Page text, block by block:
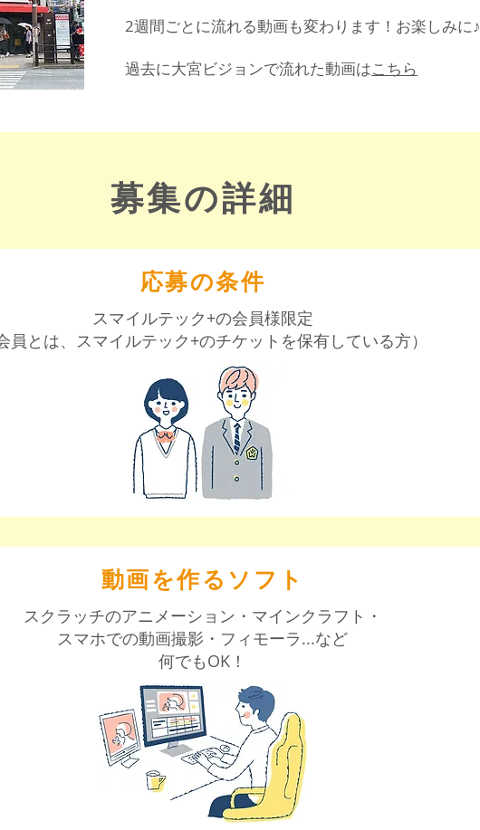
2週間ごとに流れる動画も変わります！お楽しみに♪​
過去に大宮ビジョンで流れた動画はこちら
​募集の詳細
​応募の条件
スマイルテック+の会員様限定
員とは、スマイルテック+のチケットを保有している方）
​動画を作るソフト
スクラッチのアニメーション・マインクラフト・
スマホでの動画撮影・フィモーラ...など
​何でもOK！